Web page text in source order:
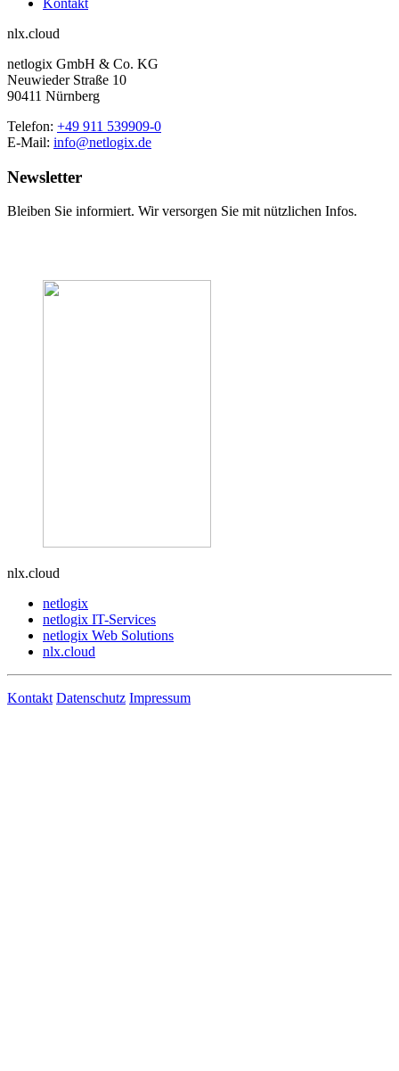
Kontakt
nlx.cloud
netlogix GmbH & Co. KG
Neuwieder Straße 10
90411 Nürnberg
Telefon: +49 911 539909-0
E-Mail: info@netlogix.de
Newsletter
Bleiben Sie informiert. Wir versorgen Sie mit nützlichen Infos.
nlx.cloud
netlogix
netlogix IT-Services
netlogix Web Solutions
nlx.cloud
Kontakt Datenschutz Impressum